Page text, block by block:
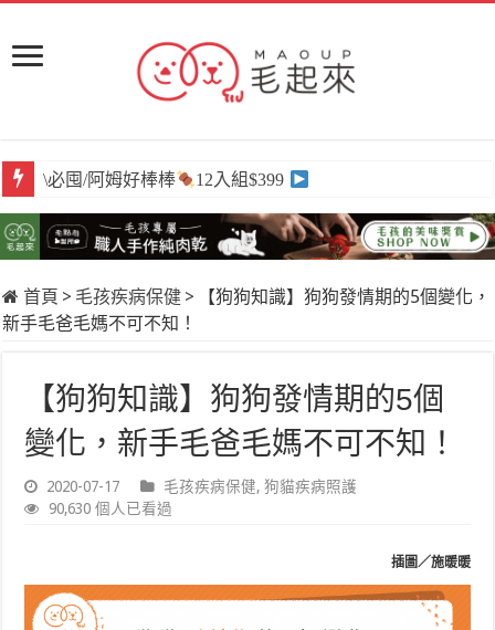
\必囤/阿姆好棒棒 12入組$399
首頁 > 毛孩疾病保健 >
【狗狗知識】狗狗發情期的5個變化，
新手毛爸毛媽不可不知！
【狗狗知識】狗狗發情期的5個
變化，新手毛爸毛媽不可不知！
2020-07-17 毛孩疾病保健,狗貓疾病照護
90,630 個人已看過
插圖／施暖暖